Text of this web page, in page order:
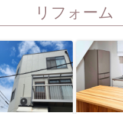
リフォーム